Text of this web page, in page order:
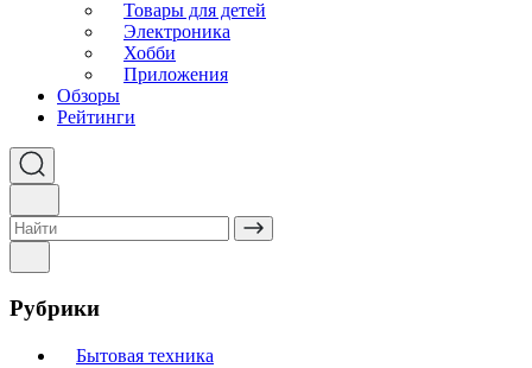
Товары для детей
Электроника
Хобби
Приложения
Обзоры
Рейтинги
Рубрики
Бытовая техника